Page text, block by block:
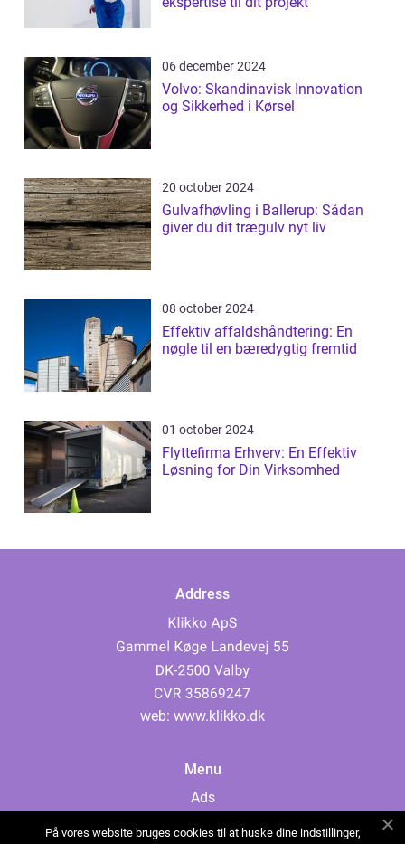
06 december 2024
Volvo: Skandinavisk Innovation
og Sikkerhed i Kørsel
20 october 2024
Gulvafhøvling i Ballerup: Sådan
giver du dit trægulv nyt liv
08 october 2024
Effektiv affaldshåndtering: En
nøgle til en bæredygtig fremtid
01 october 2024
Flyttefirma Erhverv: En Effektiv
Løsning for Din Virksomhed
Address
web: www.klikko.dk
Menu
Ads
På vores website bruges cookies til at huske dine indstillinger,